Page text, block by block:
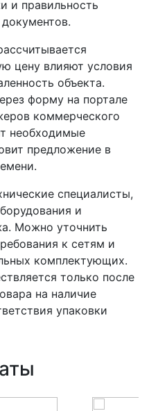
и правильность
цену влияют условия
объекта.
форму на портале
коммерческого
необходимые
предложение в
специалисты,
и
Можно уточнить
к сетям и
комплектующих.
только после
на наличие
упаковки